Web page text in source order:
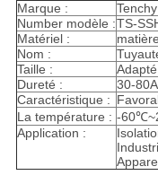
Marque :
Tenchy
Number modèle :TS-
Matériel :
Nom :
Taille :
Dureté :
30-80A
Caractéristique :
La température : -
Application :